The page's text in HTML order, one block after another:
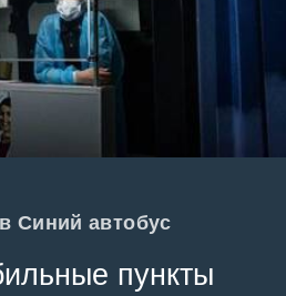
Синий автобус
пункты